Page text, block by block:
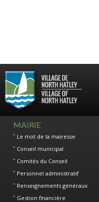
MAIRIE
Le mot de la mairesse
Conseil municipal
Comités du Conseil
Personnel administratif
Renseignements généraux
Gestion financière